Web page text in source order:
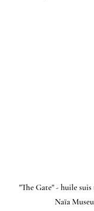
"The Gate" - huile
Naïa